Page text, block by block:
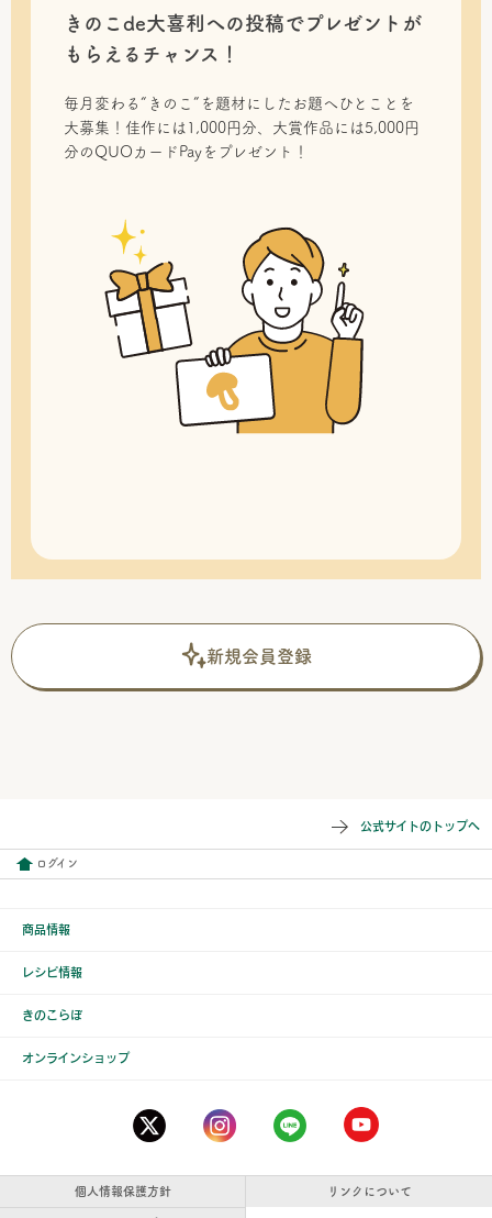
きのこde大喜利への投稿でプレゼントが
もらえるチャンス！
毎月変わる“きのこ”を題材にしたお題へひとことを
大募集！佳作には1,000円分、大賞作品には5,000円
分のQUOカードPayをプレゼント！
新規会員登録
公式サイトのトップへ
ログイン
商品情報
レシピ情報
きのこらぼ
オンラインショップ
個人情報保護方針 リンクについて